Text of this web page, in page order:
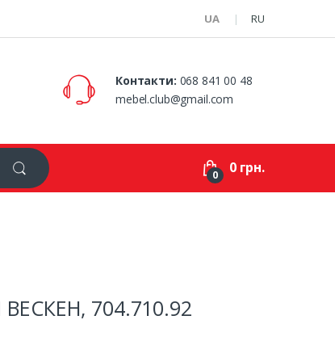
UA RU
Контакти: 068 841 00 48
mebel.club@gmail.com
0 0 грн.
ВЕСКЕН, 704.710.92